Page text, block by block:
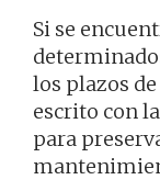
Si se
los plazos
escrito con
para